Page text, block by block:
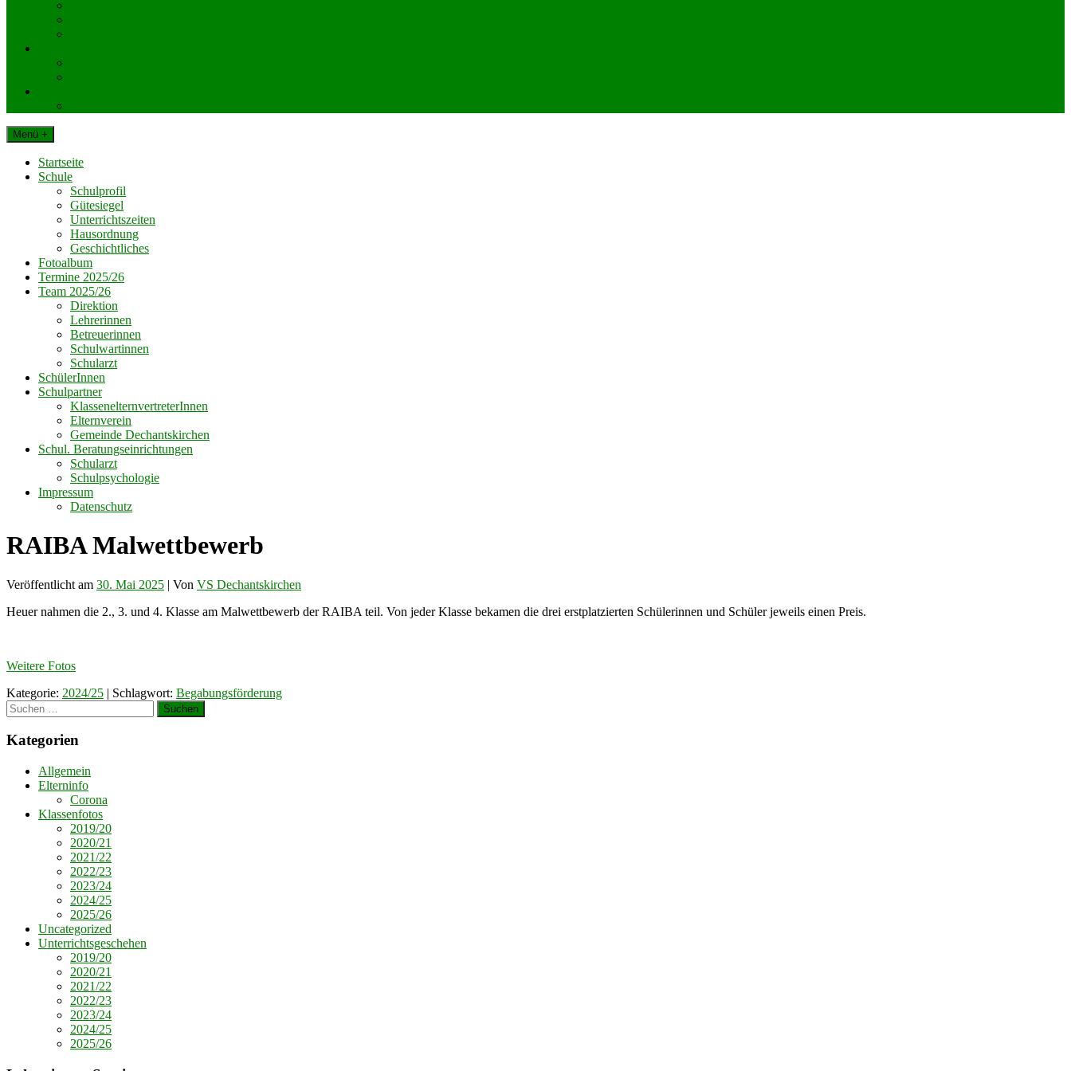
Menü +
Startseite
Schule
Schulprofil
Gütesiegel
Unterrichtszeiten
Hausordnung
Geschichtliches
Fotoalbum
Termine 2025/26
Team 2025/26
Direktion
Lehrerinnen
Betreuerinnen
Schulwartinnen
Schularzt
SchülerInnen
Schulpartner
KlassenelternvertreterInnen
Elternverein
Gemeinde Dechantskirchen
Schul. Beratungseinrichtungen
Schularzt
Schulpsychologie
Impressum
Datenschutz
RAIBA Malwettbewerb
Veröffentlicht am 30. Mai 2025 | Von VS Dechantskirchen
Heuer nahmen die 2., 3. und 4. Klasse am Malwettbewerb der RAIBA teil. Von jeder Klasse bekamen die drei erstplatzierten Schülerinnen und Schüler jeweils einen Preis.
Weitere Fotos
Kategorie: 2024/25 | Schlagwort: Begabungsförderung
Suchen
nach:
Kategorien
Allgemein
Elterninfo
Corona
Klassenfotos
2019/20
2020/21
2021/22
2022/23
2023/24
2024/25
2025/26
Uncategorized
Unterrichtsgeschehen
2019/20
2020/21
2021/22
2022/23
2023/24
2024/25
2025/26